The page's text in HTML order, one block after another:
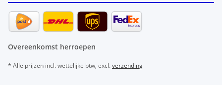
Overeenkomst herroepen
* Alle prijzen incl. wettelijke btw, excl.verzending